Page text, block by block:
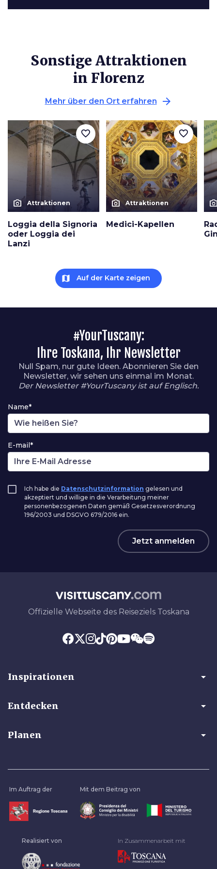
Sonstige Attraktionen
in Florenz
Mehr über den Ort erfahren arrow_forward
photo_camera Attraktionen
Loggia della Signoria
oder Loggia dei
Lanzi
favorite_border
photo_camera Attraktionen
Medici-Kapellen
favorite_border
map Auf der Karte zeigen
#YourTuscany:
Ihre Toskana, Ihr Newsletter
Null Spam, nur gute Ideen. Abonnieren Sie den
Newsletter, wir sehen uns einmal im Monat.
Der Newsletter #YourTuscany ist auf Englisch.
Name*
E-mail*
Ich habe die Datenschutzinformation gelesen und
akzeptiert und willige in die Verarbeitung meiner
personenbezogenen Daten gemäß Gesetzesverordnung
196/2003 und DSGVO 679/2016 ein.
Jetzt anmelden
Offizielle Webseite des Reiseziels Toskana
Inspirationen arrow_drop_down
Entdecken arrow_drop_down
Planen arrow_drop_down
Im Auftrag der Mit dem Beitrag von
Realisiert von In Zusammenarbeit mit